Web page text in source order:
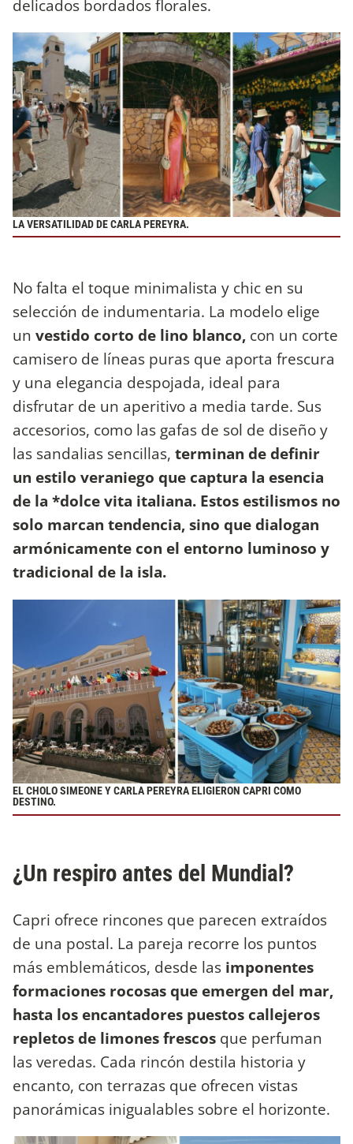
delicados bordados florales.
LA VERSATILIDAD DE CARLA PEREYRA.
No falta el toque minimalista y chic en su
selección de indumentaria. La modelo elige
un vestido corto de lino blanco, con un corte
camisero de líneas puras que aporta frescura
y una elegancia despojada, ideal para
disfrutar de un aperitivo a media tarde. Sus
accesorios, como las gafas de sol de diseño y
las sandalias sencillas, terminan de definir
un estilo veraniego que captura la esencia
de la *dolce vita italiana. Estos estilismos no
solo marcan tendencia, sino que dialogan
armónicamente con el entorno luminoso y
tradicional de la isla.
EL CHOLO SIMEONE Y CARLA PEREYRA ELIGIERON CAPRI COMO
DESTINO.
¿Un respiro antes del Mundial?
Capri ofrece rincones que parecen extraídos
de una postal. La pareja recorre los puntos
más emblemáticos, desde las imponentes
formaciones rocosas que emergen del mar,
hasta los encantadores puestos callejeros
repletos de limones frescos que perfuman
las veredas. Cada rincón destila historia y
encanto, con terrazas que ofrecen vistas
panorámicas inigualables sobre el horizonte.